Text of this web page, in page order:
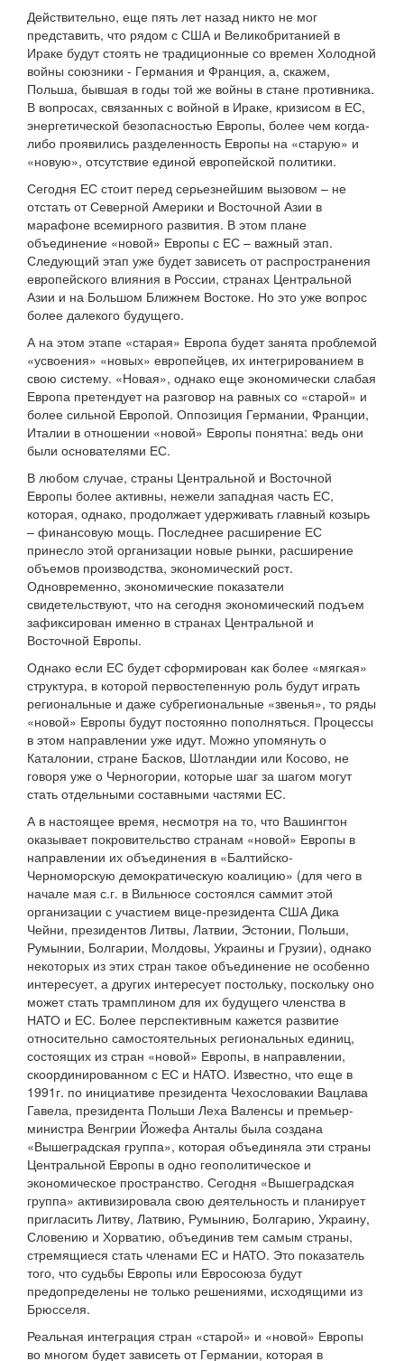
Действительно, еще пять лет назад никто не мог
представить, что рядом с США и Великобританией в
Ираке будут стоять не традиционные со времен Холодной
войны союзники - Германия и Франция, а, скажем,
Польша, бывшая в годы той же войны в стане противника.
В вопросах, связанных с войной в Ираке, кризисом в ЕС,
энергетической безопасностью Европы, более чем когда-
либо проявились разделенность Европы на «старую» и
«новую», отсутствие единой европейской политики.
Сегодня ЕС стоит перед серьезнейшим вызовом – не
отстать от Северной Америки и Восточной Азии в
марафоне всемирного развития. В этом плане
объединение «новой» Европы с ЕС – важный этап.
Следующий этап уже будет зависеть от распространения
европейского влияния в России, странах Центральной
Азии и на Большом Ближнем Востоке. Но это уже вопрос
более далекого будущего.
А на этом этапе «старая» Европа будет занята проблемой
«усвоения» «новых» европейцев, их интегрированием в
свою систему. «Новая», однако еще экономически слабая
Европа претендует на разговор на равных со «старой» и
более сильной Европой. Оппозиция Германии, Франции,
Италии в отношении «новой» Европы понятна: ведь они
были основателями ЕС.
В любом случае, страны Центральной и Восточной
Европы более активны, нежели западная часть ЕС,
которая, однако, продолжает удерживать главный козырь
– финансовую мощь. Последнее расширение ЕС
принесло этой организации новые рынки, расширение
объемов производства, экономический рост.
Одновременно, экономические показатели
свидетельствуют, что на сегодня экономический подъем
зафиксирован именно в странах Центральной и
Восточной Европы.
Однако если ЕС будет сформирован как более «мягкая»
структура, в которой первостепенную роль будут играть
региональные и даже субрегиональные «звенья», то ряды
«новой» Европы будут постоянно пополняться. Процессы
в этом направлении уже идут. Можно упомянуть о
Каталонии, стране Басков, Шотландии или Косово, не
говоря уже о Черногории, которые шаг за шагом могут
стать отдельными составными частями ЕС.
А в настоящее время, несмотря на то, что Вашингтон
оказывает покровительство странам «новой» Европы в
направлении их объединения в «Балтийско-
Черноморскую демократическую коалицию» (для чего в
начале мая с.г. в Вильнюсе состоялся саммит этой
организации с участием вице-президента США Дика
Чейни, президентов Литвы, Латвии, Эстонии, Польши,
Румынии, Болгарии, Молдовы, Украины и Грузии), однако
некоторых из этих стран такое объединение не особенно
интересует, а других интересует постольку, поскольку оно
может стать трамплином для их будущего членства в
НАТО и ЕС. Более перспективным кажется развитие
относительно самостоятельных региональных единиц,
состоящих из стран «новой» Европы, в направлении,
скоординированном с ЕС и НАТО. Известно, что еще в
1991г. по инициативе президента Чехословакии Вацлава
Гавела, президента Польши Леха Валенсы и премьер-
министра Венгрии Йожефа Анталы была создана
«Вышеградская группа», которая объединяла эти страны
Центральной Европы в одно геополитическое и
экономическое пространство. Сегодня «Вышеградская
группа» активизировала свою деятельность и планирует
пригласить Литву, Латвию, Румынию, Болгарию, Украину,
Словению и Хорватию, объединив тем самым страны,
стремящиеся стать членами ЕС и НАТО. Это показатель
того, что судьбы Европы или Евросоюза будут
предопределены не только решениями, исходящими из
Брюсселя.
Реальная интеграция стран «старой» и «новой» Европы
во многом будет зависеть от Германии, которая в